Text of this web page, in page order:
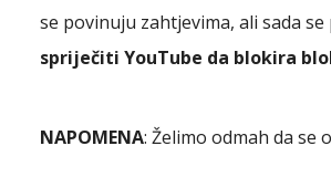
se povinuju zahtjevima, ali sada
spriječiti YouTube da blokira
NAPOMENA: Želimo odmah da se